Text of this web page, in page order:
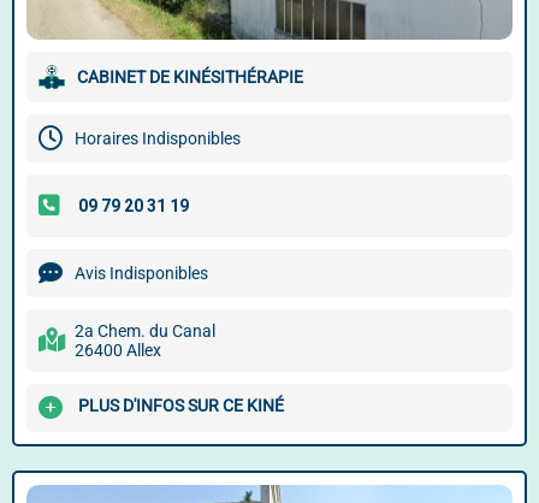
CABINET DE KINÉSITHÉRAPIE
Horaires Indisponibles
Avis Indisponibles
2a Chem. du Canal
26400 Allex
PLUS D'INFOS SUR CE KINÉ